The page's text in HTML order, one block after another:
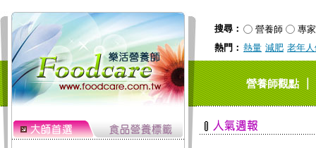
搜尋： 營養師
專家
熱門： 熱量 減肥 老年
營養師觀點｜